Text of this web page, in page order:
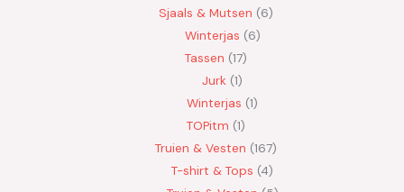
Sjaals & Mutsen 6
Winterjas 6
Tassen 17
Jurk 1
Winterjas 1
TOPitm 1
Truien & Vesten 167
T-shirt & Tops 4